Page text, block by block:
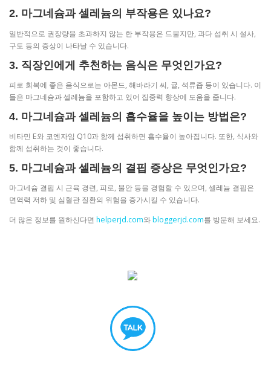
2. 마그네슘과 셀레늄의 부작용은 있나요?
일반적으로 권장량을 초과하지 않는 한 부작용은 드물지만, 과다 섭취 시 설사,
구토 등의 증상이 나타날 수 있습니다.
3. 직장인에게 추천하는 음식은 무엇인가요?
피로 회복에 좋은 음식으로는 아몬드, 해바라기 씨, 귤, 석류즙 등이 있습니다. 이
들은 마그네슘과 셀레늄을 포함하고 있어 집중력 향상에 도움을 줍니다.
4. 마그네슘과 셀레늄의 흡수율을 높이는 방법은?
비타민 E와 코엔자임 Q10과 함께 섭취하면 흡수율이 높아집니다. 또한, 식사와
함께 섭취하는 것이 좋습니다.
5. 마그네슘과 셀레늄의 결핍 증상은 무엇인가요?
마그네슘 결핍 시 근육 경련, 피로, 불안 등을 경험할 수 있으며, 셀레늄 결핍은
면역력 저하 및 심혈관 질환의 위험을 증가시킬 수 있습니다.
더 많은 정보를 원하신다면 helperjd.com와bloggerjd.com를 방문해 보세요.